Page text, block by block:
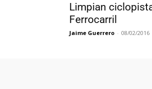
Limpian
Ferrocarril
Jaime Guerrero - 08/02/2016